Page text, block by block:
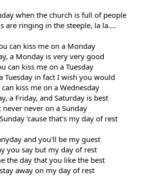
when the church is full of people
are ringing in the steeple, la la....
can kiss me on a Monday
a Monday is very very good
can kiss me on a Tuesday
Tuesday in fact I wish you would
kiss me on a Wednesday
a Friday, and Saturday is best
never never on a Sunday
'cause that's my day of rest
and you'll be my guest
you say but my day of rest
the day that you like the best
away on my day of rest